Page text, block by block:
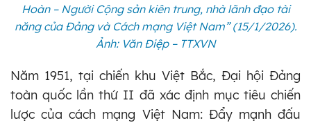
Hoàn – Người Cộng sản kiên trung, nhà lãnh đạo tài
năng của Đảng và Cách mạng Việt Nam” (15/1/2026).
Ảnh: Văn Điệp – TTXVN
Năm 1951, tại chiến khu Việt Bắc, Đại hội Đảng
toàn quốc lần thứ II đã xác định mục tiêu chiến
lược của cách mạng Việt Nam: Đẩy mạnh đấu